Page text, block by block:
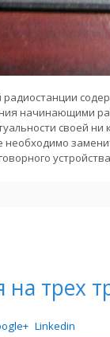
начинающими
своей
трех
Linkedin